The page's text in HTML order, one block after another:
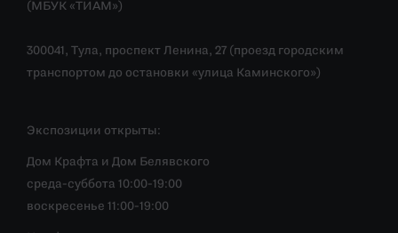
(МБУК «ТИАМ»)
300041, Тула, проспект Ленина, 27 (проезд городским
транспортом до остановки «улица Каминского»)
Экспозиции открыты:
Дом Крафта и Дом Белявского
среда-суббота 10:00-19:00
воскресенье 11:00-19:00